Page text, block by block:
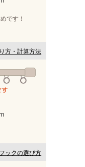
です！
方・計算方法
フックの選び方